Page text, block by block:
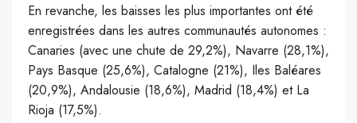
En revanche, les baisses les plus importantes ont été
enregistrées dans les autres communautés autonomes :
Canaries (avec une chute de 29,2%), Navarre (28,1%),
Pays Basque (25,6%), Catalogne (21%), Iles Baléares
(20,9%), Andalousie (18,6%), Madrid (18,4%) et La
Rioja (17,5%).